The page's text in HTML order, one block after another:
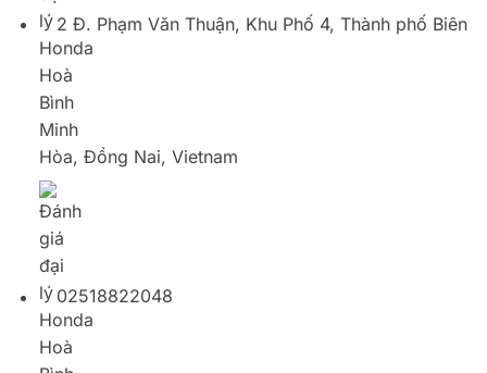
02518822048
Xe máy Hòa Bình Minh 10 – Nguyễn Ái Quốc
H1/7, Khu cư xá, A42, Đ. Nguyễn Ái Quốc, KP6,